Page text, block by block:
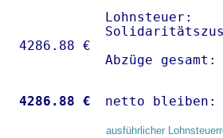
Lohnsteuer:
Abzüge
4286.88 € netto
ausführlicher